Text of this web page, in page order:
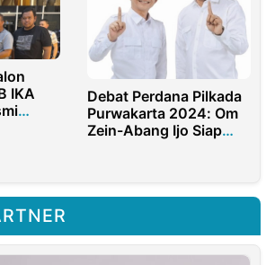
IKA
Debat Perdana Pilkada
Purwakarta 2024: Om
Zein-Abang Ijo Siap